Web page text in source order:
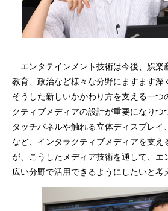
エンタテインメント技術は今後、娯楽
教育、政治など様々な分野にますます深
そうした新しいかかわり方を支える一つ
クティブメディアの設計が重要になりつ
タッチパネルや触れる立体ディスプレイ
など、インタラクティブメディアを支え
が、こうしたメディア技術を通して、エ
広い分野で活用できるようにしたいと考